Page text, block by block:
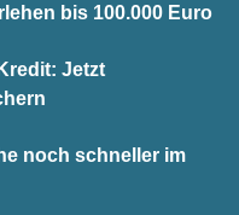
bis 100.000 Euro
Jetzt
noch schneller im